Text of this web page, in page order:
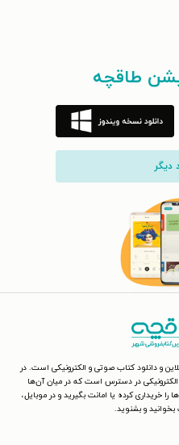
طاقچه
دیگر
و دانلود کتاب صوتی و الکترونیکی است. در
در دسترس است که در میان آن‌ها
خریداری کرده یا امانت بگیرید و در موبایل،
بخوانید و بشنوید.